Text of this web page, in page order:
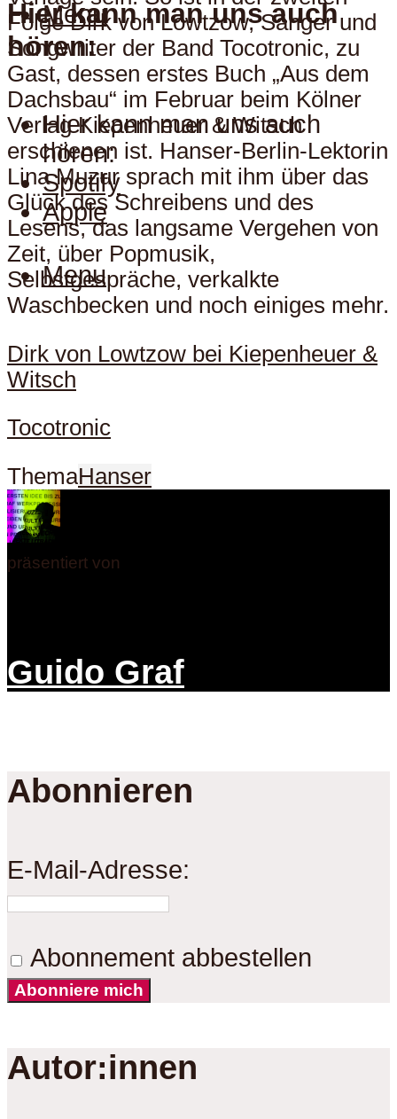
Menu
Hier kann man uns auch
hören:
Hier kann man uns auch
hören:
Spotify
Apple
Menu
Folge Dirk von Lowtzow, Sänger und
Songwriter der Band Tocotronic, zu
Gast, dessen erstes Buch „Aus dem
Dachsbau“ im Februar beim Kölner
Verlag Kiepenheuer & Witsch
erschienen ist. Hanser-Berlin-Lektorin
Lina Muzur sprach mit ihm über das
Glück des Schreibens und des
Lesens, das langsame Vergehen von
Zeit, über Popmusik,
Selbstgespräche, verkalkte
Waschbecken und noch einiges mehr.
Dirk von Lowtzow bei Kiepenheuer &
Witsch
Tocotronic
ThemaHanser
präsentiert von
Guido Graf
Abonnieren
E-Mail-Adresse:
Abonnement abbestellen
Abonniere mich
Autor:innen